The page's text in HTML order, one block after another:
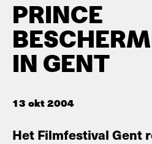
PRINCE
IN GENT
13 okt 2004
Het Filmfestival Gent